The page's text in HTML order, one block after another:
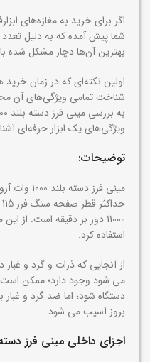
اگر برای خرید به مغازه‌های
شما پیش آمده که به دلیل تعدد
بهترین آن‌ها دچار مشکل شده
اولین نکته‌ای که در زمان
شناخت تمامی ویژگی‌های آن
ویژگی‌های یک ابزار حرفه‌ای
توضیحات:
11000 دور بر دقیقه است.
استفاده کرد.
از آنجایی که ذرات و گرد و
می شود وجود دارد؛ ممکن
دستگاه شود؛ اما ضد گرد و غبار
بروز آسیب می شود.
اجزای داخلی مینی فرز دسته بلند 1000 وات